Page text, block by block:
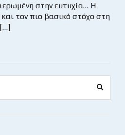
στην ευτυχία… Η
τον πιο βασικό στόχο στη
[…]